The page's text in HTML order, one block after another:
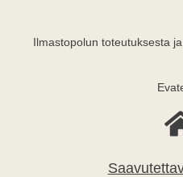
Ilmastopolun toteutuksesta